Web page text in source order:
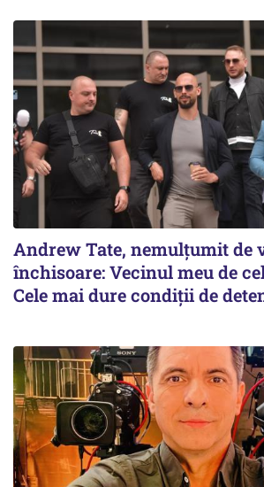
Andrew Tate, nemulțumit de
închisoare: Vecinul meu de
Cele mai dure condiții de